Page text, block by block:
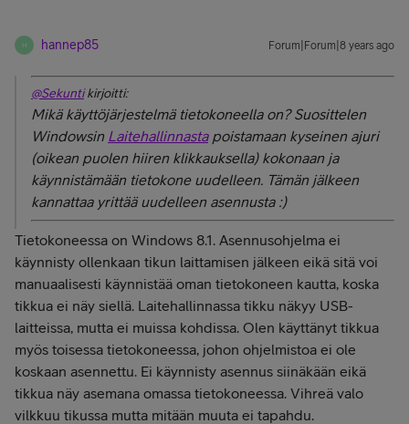
H hannep85 Forum|Forum|8 years ago
@Sekuntikirjoitti:
Mikä käyttöjärjestelmä tietokoneella on? Suosittelen
Windowsin Laitehallinnastapoistamaan kyseinen ajuri
(oikean puolen hiiren klikkauksella) kokonaan ja
käynnistämään tietokone uudelleen. Tämän jälkeen
kannattaa yrittää uudelleen asennusta :)
Tietokoneessa on Windows 8.1. Asennusohjelma ei
käynnisty ollenkaan tikun laittamisen jälkeen eikä sitä voi
manuaalisesti käynnistää oman tietokoneen kautta, koska
tikkua ei näy siellä. Laitehallinnassa tikku näkyy USB-
laitteissa, mutta ei muissa kohdissa. Olen käyttänyt tikkua
myös toisessa tietokoneessa, johon ohjelmistoa ei ole
koskaan asennettu. Ei käynnisty asennus siinäkään eikä
tikkua näy asemana omassa tietokoneessa. Vihreä valo
vilkkuu tikussa mutta mitään muuta ei tapahdu.